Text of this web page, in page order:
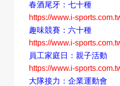
春酒尾牙：七十種
https://www.i-
趣味競賽：六十種
https://www.i-
員工家庭日：親子活動
https://www.i-
大隊接力：企業運動會